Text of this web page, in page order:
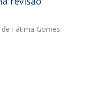
Fátima Gomes